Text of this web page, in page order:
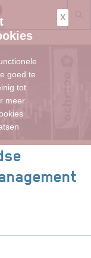
goed te
tot
meer
X